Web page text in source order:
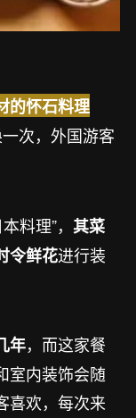
的怀石料理
次，外国游客
料理”， 其菜
令鲜花进行装
年，而这家餐
室内装饰会随
喜欢，每次来